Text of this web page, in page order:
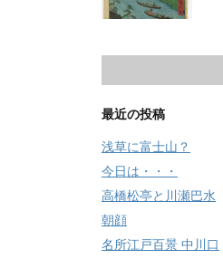
最近の投稿
浅草に富士山？
今日は・・・
高橋松亭と川瀬巴水
朝顔
名所江戸百景 中川口